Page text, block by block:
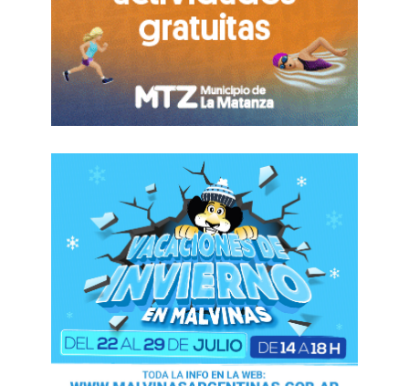
«Buenos y amistosos contactos»
En este sentido, Putin indicó que Moscú y Pekín
desarrollan activamente sus relaciones en una
amplia gama de ámbitos, incluyendo la política, la
todo lo que contribuye a
profundizar la cooperación bilateral
y a la causa
del desarrollo global de nuestros países»,
precisó. Agregó que precisamente estas
cuestiones constituyen la agenda de las
negociaciones que se llevarán a cabo esta
semana en Pekín.